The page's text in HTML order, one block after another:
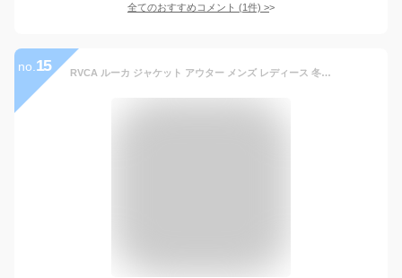
全てのおすすめコメント (1件) >
no. 15 RVCA ルーカ ジャケット アウター メンズ レディース 冬 大きいサイズ MOUNTAIN PUFFER JACKET マウンテン 中綿アウター 中綿ジャケット